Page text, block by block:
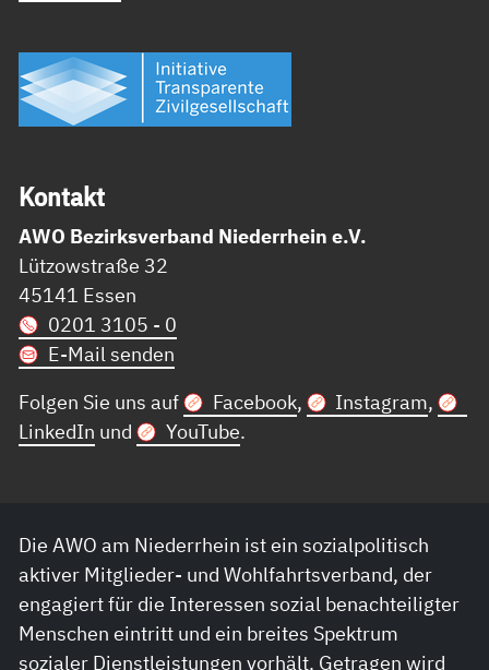
Kon­takt
AWO Bezirksverband Niederrhein e.V.
Lützowstraße 32
45141 Essen
0201 3105 - 0
E-Mail senden
Folgen Sie uns auf
Facebook, Instagram,
LinkedIn und YouTube.
Die AWO am Niederrhein ist ein sozialpolitisch
aktiver Mitglieder- und Wohlfahrtsverband, der
engagiert für die Interessen sozial benachteiligter
Menschen eintritt und ein breites Spektrum
sozialer Dienstleistungen vorhält. Getragen wird